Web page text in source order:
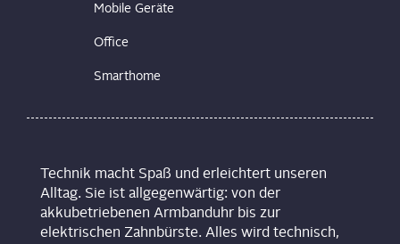
Mobile Geräte
Office
Smarthome
Technik macht Spaß und erleichtert unseren
Alltag. Sie ist allgegenwärtig: von der
akkubetriebenen Armbanduhr bis zur
elektrischen Zahnbürste. Alles wird technisch,